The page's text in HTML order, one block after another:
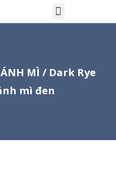
MÌ / Dark Rye
mì đen